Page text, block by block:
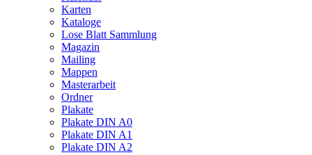
Karten
Kataloge
Lose Blatt Sammlung
Magazin
Mailing
Mappen
Masterarbeit
Ordner
Plakate
Plakate DIN A0
Plakate DIN A1
Plakate DIN A2